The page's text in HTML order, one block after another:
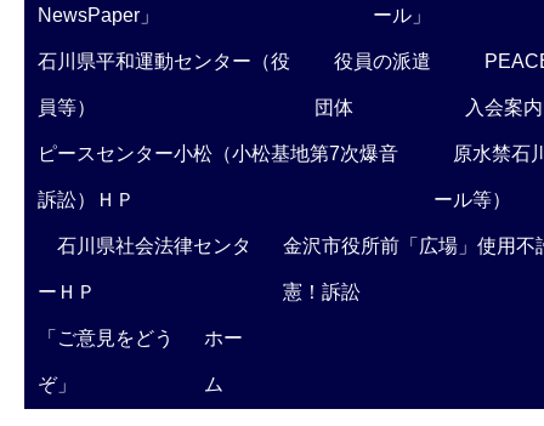
NewsPaper」 ール」
石川県平和運動センター（役
員等）
役員の派遣
団体 入会案内
ピースセンター小松（小松基地第7次爆音
訴訟）ＨＰ
原水禁石
ール等）
石川県社会法律センタ
ーＨＰ
金沢市役所前「広場」使用不
憲！訴訟
「ご意見をどう
ぞ」
ホー
ム